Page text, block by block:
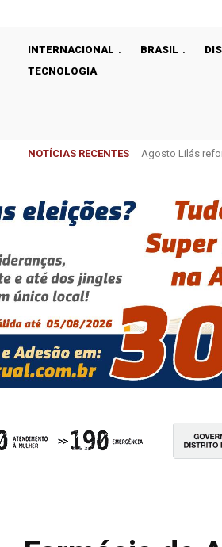
INTERNACIONAL BRASIL
TECNOLOGIA
NOTÍCIAS RECENTES Agosto Lilás